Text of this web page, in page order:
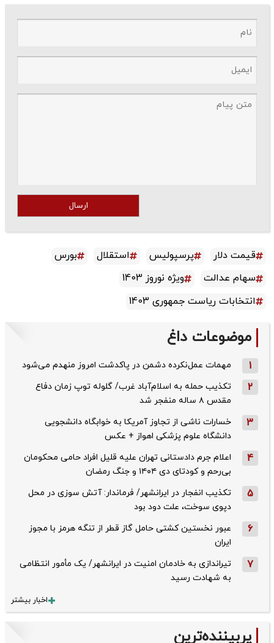
ارسال
قیمت دلار پرسپولیس استقلال
بورس
سهام عدالت
ویژه نوروز 1403
انتخابات ریاست جمهوری 1403
موضوعات داغ
1 مهمات عمل‌نکرده دشمن در پاکدشت امروز منهدم می‌شود
2
تکذیب حمله به اسلام‌آباد غرب/ گلوله توپ زمان دفاع
مقدس ۸ ساله منفجر شد
3
خسارات ناشی از تجاوز آمریکا به خوابگاه دانشجویی
دانشگاه علوم پزشکی اهواز + عکس
4
اعلام جرم دادستانی تهران علیه قلیل افراد حامی محکومان
بی‌رحم و کودتای دی‌ ۱۴۰۴ و جنگ رمضان
5
تکذیب ‌انفجار در ایرانشهر/ فرماندار: آتش سوزی در محل
دپوی سوخت، علت دود بود
6
عبور نخستین کشتی حامل گاز قطر از تنگه هرمز با مجوز
ایران
7
تیراندازی به خادمان امنیت در ایرانشهر/ یک مأمور انتظامی
به شهادت رسید
اخبار بیشتر
پربیننده‌ترین